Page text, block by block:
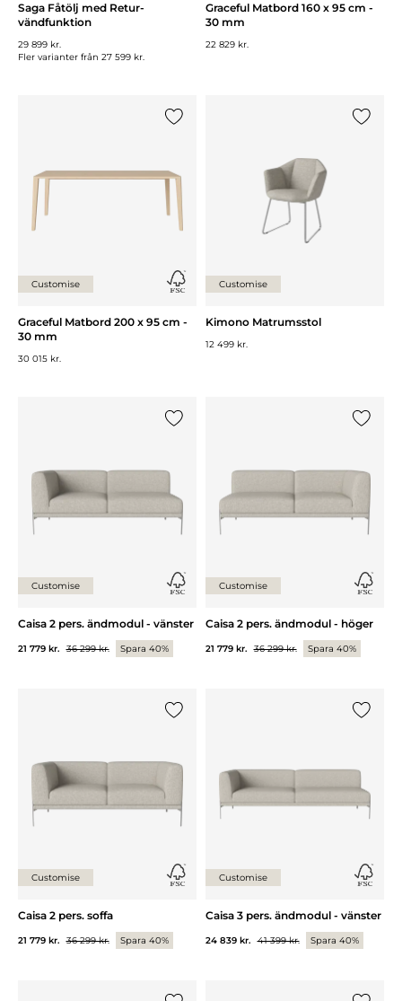
Saga Fåtölj med Retur-
vändfunktion
29 899 kr.
Fler varianter från 27 599 kr.
Graceful Matbord 160 x 95 cm -
30 mm
22 829 kr.
Customise
Graceful Matbord 200 x 95 cm -
30 mm
30 015 kr.
Customise
Kimono Matrumsstol
12 499 kr.
Customise
Caisa 2 pers. ändmodul - vänster
21 779 kr. 36 299 kr. Spara 40%
Customise
Caisa 2 pers. ändmodul - höger
21 779 kr. 36 299 kr. Spara 40%
Customise
Caisa 2 pers. soffa
21 779 kr. 36 299 kr. Spara 40%
Customise
Caisa 3 pers. ändmodul - vänster
24 839 kr. 41 399 kr. Spara 40%